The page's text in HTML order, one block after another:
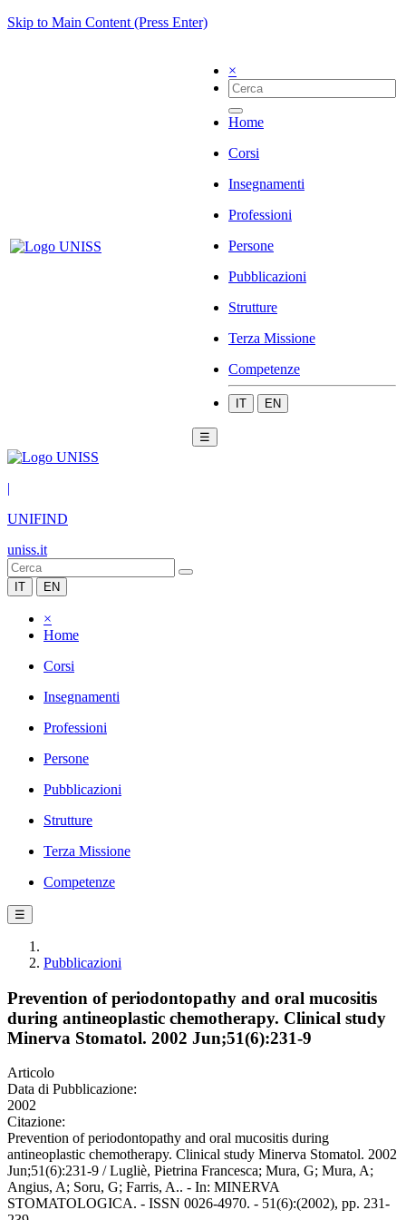
Skip to Main Content (Press Enter)
×
Home
Corsi
Insegnamenti
Professioni
Persone
Pubblicazioni
Strutture
Terza Missione
Competenze
IT EN
☰
|
UNIFIND
uniss.it
IT EN
×
Home
Corsi
Insegnamenti
Professioni
Persone
Pubblicazioni
Strutture
Terza Missione
Competenze
☰
Pubblicazioni
Prevention of periodontopathy and oral mucositis
during antineoplastic chemotherapy. Clinical study
Minerva Stomatol. 2002 Jun;51(6):231-9
Articolo
Data di Pubblicazione:
2002
Citazione:
Prevention of periodontopathy and oral mucositis during
antineoplastic chemotherapy. Clinical study Minerva Stomatol. 2002
Jun;51(6):231-9 / Lugliè, Pietrina Francesca; Mura, G; Mura, A;
Angius, A; Soru, G; Farris, A.. - In: MINERVA
STOMATOLOGICA. - ISSN 0026-4970. - 51(6):(2002), pp. 231-